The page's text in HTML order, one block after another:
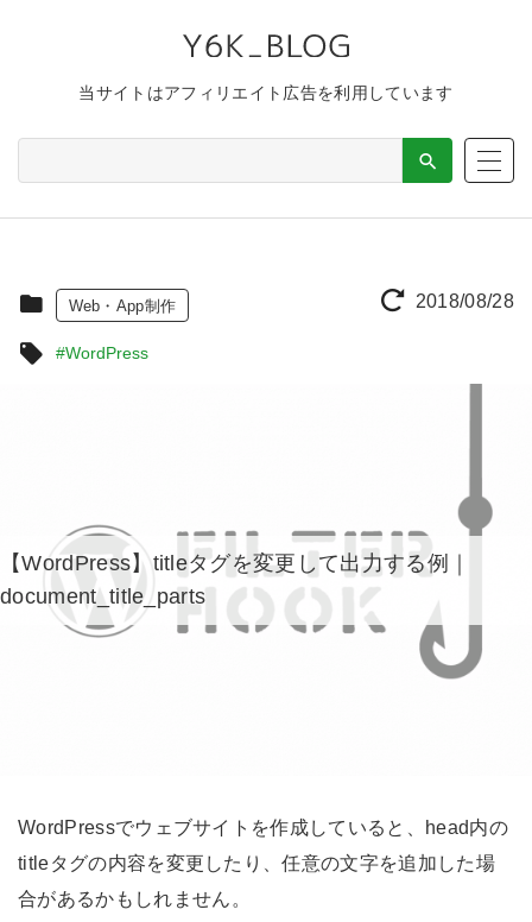
当サイトはアフィリエイト広告を利用しています
2018/08/28
Web・App制作
#WordPress
【WordPress】titleタグを変更して出力する例｜
document_title_parts
WordPressでウェブサイトを作成していると、head内の
titleタグの内容を変更したり、任意の文字を追加した場
合があるかもしれません。